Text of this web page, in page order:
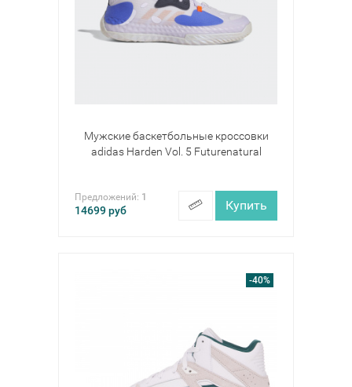
Мужские баскетбольные кроссовки
adidas Harden Vol. 5 Futurenatural
Предложений: 1
14699руб Купить
-40%